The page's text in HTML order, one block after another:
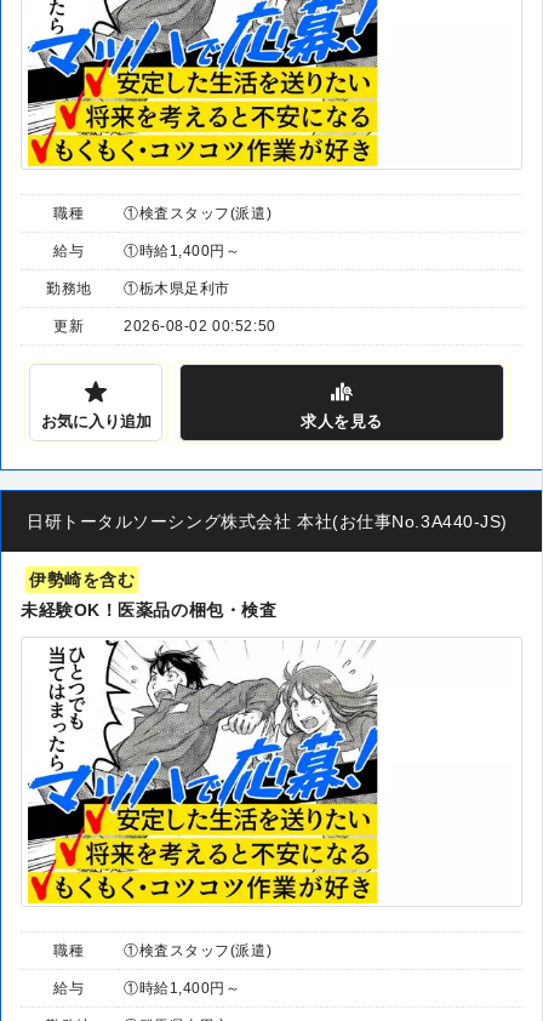
職種 ①検査スタッフ(派遣)
給与 ①時給1,400円～
勤務地 ①栃木県足利市
更新 2026-08-02 00:52:50
お気に入り追加 求人を見る
日研トータルソーシング株式会社 本社(お仕事No.3A440-JS)
伊勢崎を含む
未経験OK！医薬品の梱包・検査
職種 ①検査スタッフ(派遣)
給与 ①時給1,400円～